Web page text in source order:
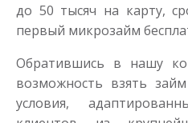
до 50 тысяч на карту,
первый микрозайм
Обратившись в нашу
возможность взять
условия,